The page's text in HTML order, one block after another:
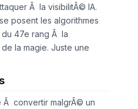
Ã la visibilitÃ© IA.
posent les algorithmes
du 47e rang Ã la
la magie. Juste une
Ã convertir malgrÃ© un